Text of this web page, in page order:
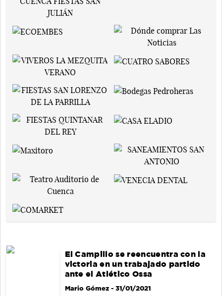
El Campillo se reencuentra con la
victoria en un trabajado partido
ante el Atlético Ossa
Mario Gómez- 31/01/2021